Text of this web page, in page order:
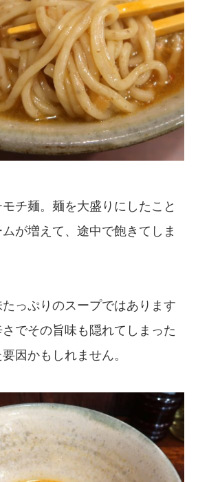
チ麺。麺を大盛りにしたこと
が増えて、途中で飽きてしま
っぷりのスープではあります
でその旨味も隠れてしまった
因かもしれません。